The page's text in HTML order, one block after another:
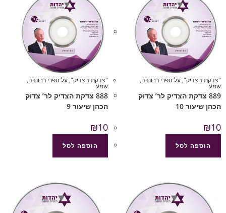
"צדקת הצדיק",על ספרי רבותינו,
שמע
889 צדקת הצדיק לר’ צדוק
הכהן שיעור 10
₪10
הוספה לסל
"צדקת הצדיק",על ספרי רבותינו,
שמע
888 צדקת הצדיק לר’ צדוק
הכהן שיעור 9
₪10
הוספה לסל